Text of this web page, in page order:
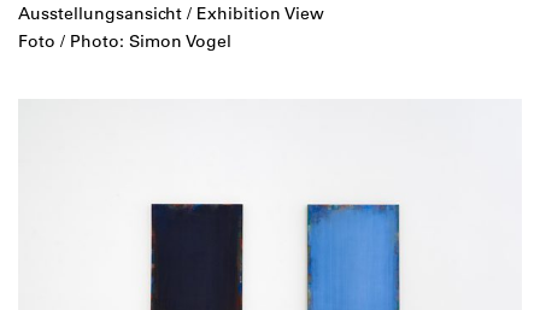
Ausstellungsansicht / Exhibition View
Foto / Photo: Simon Vogel